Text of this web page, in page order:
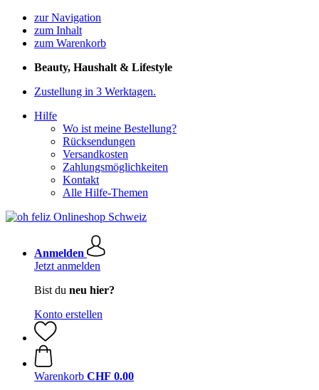
zur Navigation
zum Inhalt
zum Warenkorb
Beauty, Haushalt & Lifestyle
Zustellung in 3 Werktagen.
Hilfe
Wo ist meine Bestellung?
Rücksendungen
Versandkosten
Zahlungsmöglichkeiten
Kontakt
Alle Hilfe-Themen
Anmelden
Jetzt anmelden
Bist du neu hier?
Konto erstellen
Warenkorb CHF 0.00